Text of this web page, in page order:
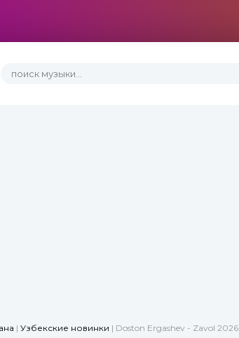
| Узбекские новинки | Doston Ergashev - Zavol 2026